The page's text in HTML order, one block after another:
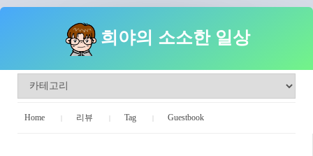
희야의 소소한 일상
Home 리뷰 Tag Guestbook